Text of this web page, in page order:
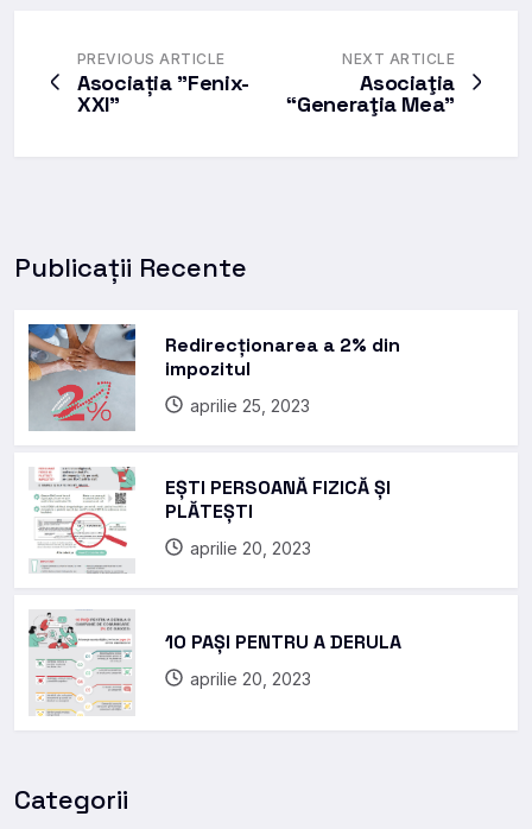
PREVIOUS ARTICLE
Asociația ”Fenix-
XXI”
NEXT ARTICLE
Asociaţia
“Generaţia Mea”
Publicații Recente
Redirecționarea a 2% din
impozitul
aprilie 25, 2023
EȘTI PERSOANĂ FIZICĂ ȘI
PLĂTEȘTI
aprilie 20, 2023
10 PAȘI PENTRU A DERULA
aprilie 20, 2023
Categorii